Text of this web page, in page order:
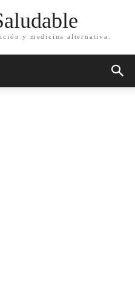
y medicina alternativa.